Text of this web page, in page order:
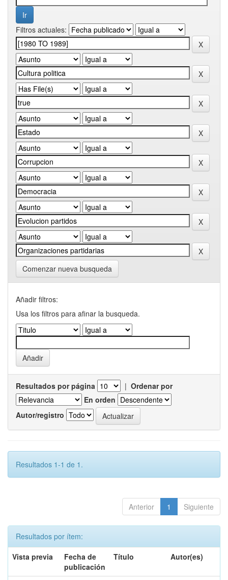
Filtros actuales:
Comenzar nueva busqueda
Añadir filtros:
Usa los filtros para afinar la busqueda.
Resultados por página | Ordenar por
En orden
Autor/registro
Resultados 1-1 de 1.
Anterior 1 Siguiente
Resultados por ítem:
Vista previa
Fecha de
publicación
Título Autor(es)